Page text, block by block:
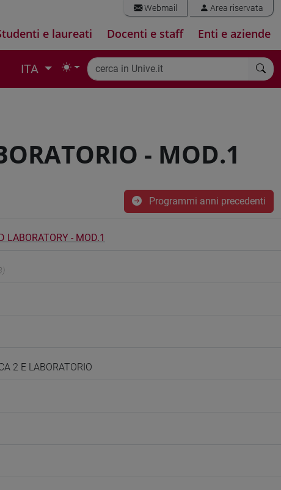
Webmail Area riservata
e laureati Docenti e staff Enti e aziende
ITA
- MOD.1
Programmi anni precedenti
LABORATORY - MOD.1
2 E LABORATORIO